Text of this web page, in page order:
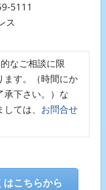
5111
ス
なご相談に限
ます。（時間にか
承下さい。）な
ては、 お問合せ
こちらから